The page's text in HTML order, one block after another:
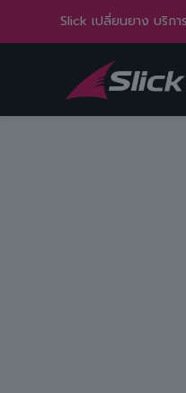
Slick เปลี่ยนยาง บริก